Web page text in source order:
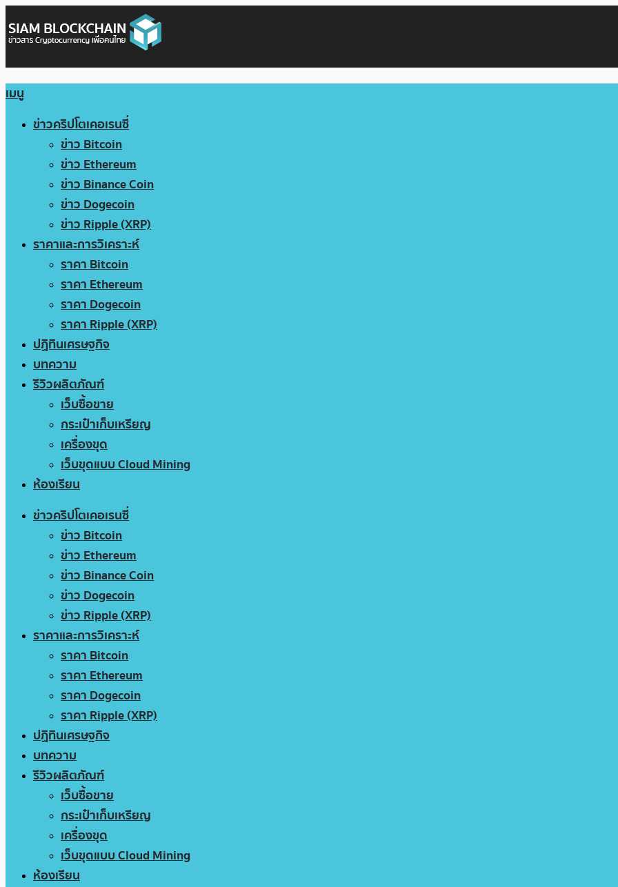
เมนู
ข่าวคริปโตเคอเรนซี่
ข่าว Bitcoin
ข่าว Ethereum
ข่าว Binance Coin
ข่าว Dogecoin
ข่าว Ripple (XRP)
ราคาและการวิเคราะห์
ราคา Bitcoin
ราคา Ethereum
ราคา Dogecoin
ราคา Ripple (XRP)
ปฏิทินเศรษฐกิจ
บทความ
รีวิวผลิตภัณฑ์
เว็บซื้อขาย
กระเป๋าเก็บเหรียญ
เครื่องขุด
เว็บขุดแบบ Cloud Mining
ห้องเรียน
ข่าวคริปโตเคอเรนซี่
ข่าว Bitcoin
ข่าว Ethereum
ข่าว Binance Coin
ข่าว Dogecoin
ข่าว Ripple (XRP)
ราคาและการวิเคราะห์
ราคา Bitcoin
ราคา Ethereum
ราคา Dogecoin
ราคา Ripple (XRP)
ปฏิทินเศรษฐกิจ
บทความ
รีวิวผลิตภัณฑ์
เว็บซื้อขาย
กระเป๋าเก็บเหรียญ
เครื่องขุด
เว็บขุดแบบ Cloud Mining
ห้องเรียน